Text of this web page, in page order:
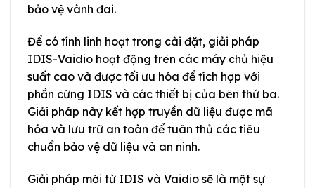
bảo vệ vành đai.
Để có tính linh hoạt trong cài đặt, giải pháp
IDIS-Vaidio hoạt động trên các máy chủ hiệu
suất cao và được tối ưu hóa để tích hợp với
phần cứng IDIS và các thiết bị của bên thứ ba.
Giải pháp này kết hợp truyền dữ liệu được mã
hóa và lưu trữ an toàn để tuân thủ các tiêu
chuẩn bảo vệ dữ liệu và an ninh.
Giải pháp mới từ IDIS và Vaidio sẽ là một sự